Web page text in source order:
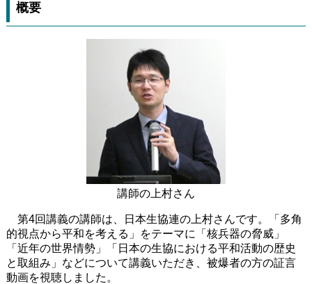
概要
講師の上村さん
第4回講義の講師は、日本生協連の上村さんです。「多角
的視点から平和を考える」をテーマに「核兵器の脅威」
「近年の世界情勢」「日本の生協における平和活動の歴史
と取組み」などについて講義いただき、被爆者の方の証言
動画を視聴しました。